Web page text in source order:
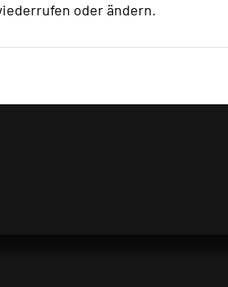
oder ändern.